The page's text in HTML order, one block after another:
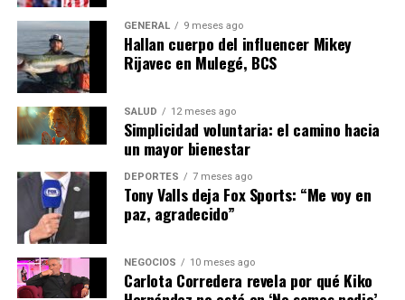
No desperdiciar la oportunidad de mostrar
aprecio:
Utilice los rituales para reconocer
logros y expresar gratitud hacia los empleados.
No impedir la autenticidad:
empleados participen de manera auténtica sin
obligarlos a involucrarse en actividades
incómodas.
El futuro de los rituales
laborales
Las organizaciones que logran equilibrar los aspectos
positivos y negativos de los rituales laborales pueden
GENERAL 9 meses ago
Hallan cuerpo del influencer Mikey
Rijavec en Mulegé, BCS
SALUD 12 meses ago
Simplicidad voluntaria: el camino hacia
un mayor bienestar
DEPORTES 7 meses ago
Tony Valls deja Fox Sports: “Me voy en
paz, agradecido”
NEGOCIOS 10 meses ago
Carlota Corredera revela por qué Kiko